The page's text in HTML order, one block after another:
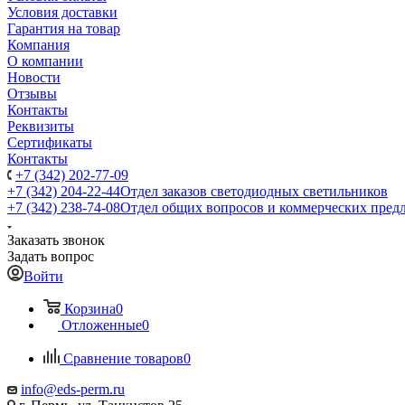
Условия доставки
Гарантия на товар
Компания
О компании
Новости
Отзывы
Контакты
Реквизиты
Сертификаты
Контакты
+7 (342) 202-77-09
+7 (342) 204-22-44Отдел заказов светодиодных светильников
+7 (342) 238-74-08Отдел общих вопросов и коммерческих
Заказать звонок
Задать вопрос
Войти
Корзина0
Отложенные0
Сравнение товаров0
info@eds-perm.ru